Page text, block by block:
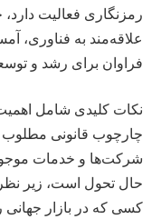
رمزنگاری فعالیت دارد،
علاقه‌مند به فناوری،
فراوان برای رشد و
نکات کلیدی شامل
چارچوب قانونی مطلوب
شرکت‌ها و خدمات
حال تحول است، زیر
کسی که در بازار